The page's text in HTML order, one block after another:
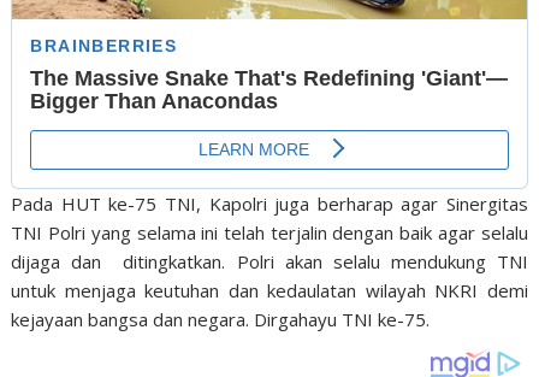
Pada HUT ke-75 TNI, Kapolri juga berharap agar Sinergitas
TNI Polri yang selama ini telah terjalin dengan baik agar selalu
dijaga dan ditingkatkan. Polri akan selalu mendukung TNI
untuk menjaga keutuhan dan kedaulatan wilayah NKRI demi
kejayaan bangsa dan negara. Dirgahayu TNI ke-75.